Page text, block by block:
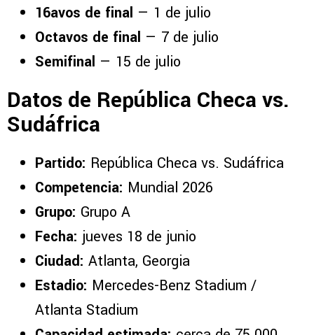
16avos de final — 1 de julio
Octavos de final — 7 de julio
Semifinal — 15 de julio
Datos de República Checa vs.
Sudáfrica
Partido: República Checa vs. Sudáfrica
Competencia: Mundial 2026
Grupo: Grupo A
Fecha: jueves 18 de junio
Ciudad: Atlanta, Georgia
Estadio: Mercedes-Benz Stadium /
Atlanta Stadium